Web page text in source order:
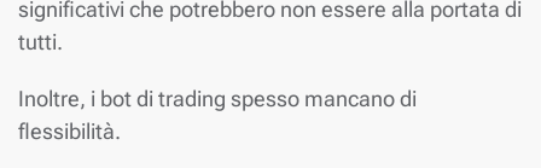
significativi che potrebbero non essere alla portata di
tutti.
Inoltre, i bot di trading spesso mancano di
flessibilità.